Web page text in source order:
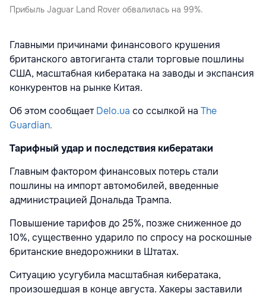
Прибыль Jaguar Land Rover обвалилась на 99%.
Главными причинами финансового крушения
британского автогиганта стали торговые пошлины
США, масштабная кибератака на заводы и экспансия
конкурентов на рынке Китая.
Об этом сообщаетDelo.ua со ссылкой на The
Guardian.
Тарифный удар и последствия кибератаки
Главным фактором финансовых потерь стали
пошлины на импорт автомобилей, введенные
администрацией Дональда Трампа.
Повышение тарифов до 25%, позже сниженное до
10%, существенно ударило по спросу на роскошные
британские внедорожники в Штатах.
Ситуацию усугубила масштабная кибератака,
произошедшая в конце августа. Хакеры заставили